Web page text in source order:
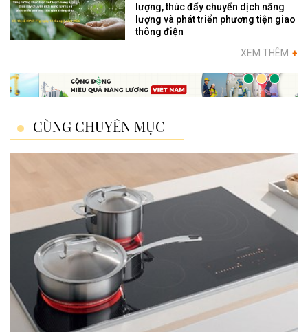
lượng, thúc đẩy chuyển dịch năng
lượng và phát triển phương tiện giao
thông điện
XEM THÊM +
CÙNG CHUYÊN MỤC